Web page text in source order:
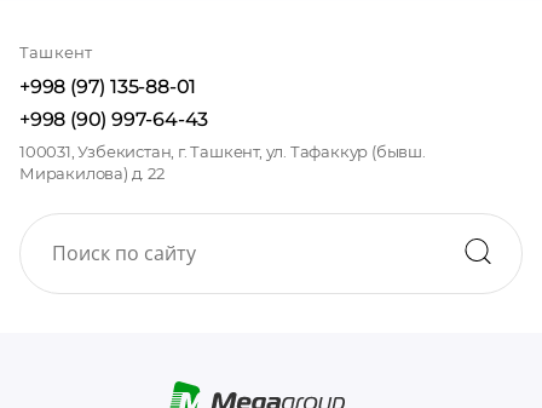
Ташкент
+998 (97) 135-88-01
+998 (90) 997-64-43
100031, Узбекистан, г. Ташкент, ул. Тафаккур (бывш.
Миракилова) д. 22